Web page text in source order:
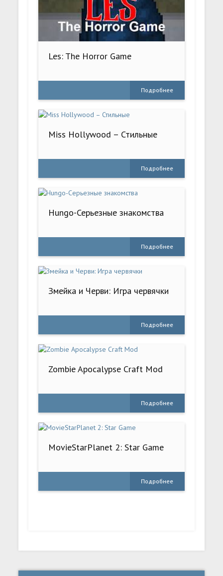
Les: The Horror Game
Подробнее
Miss Hollywood – Стильные
Подробнее
Hungo-Серьезные знакомства
Подробнее
Змейка и Черви: Игра червячки
Подробнее
Zombie Apocalypse Craft Mod
Подробнее
MovieStarPlanet 2: Star Game
Подробнее